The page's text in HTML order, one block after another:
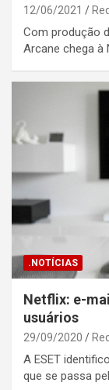
12/06/2021
Com produção
Arcane chega à
.NOTÍCIAS
Netflix: e-
usuários
29/09/2020
A ESET
que se passa